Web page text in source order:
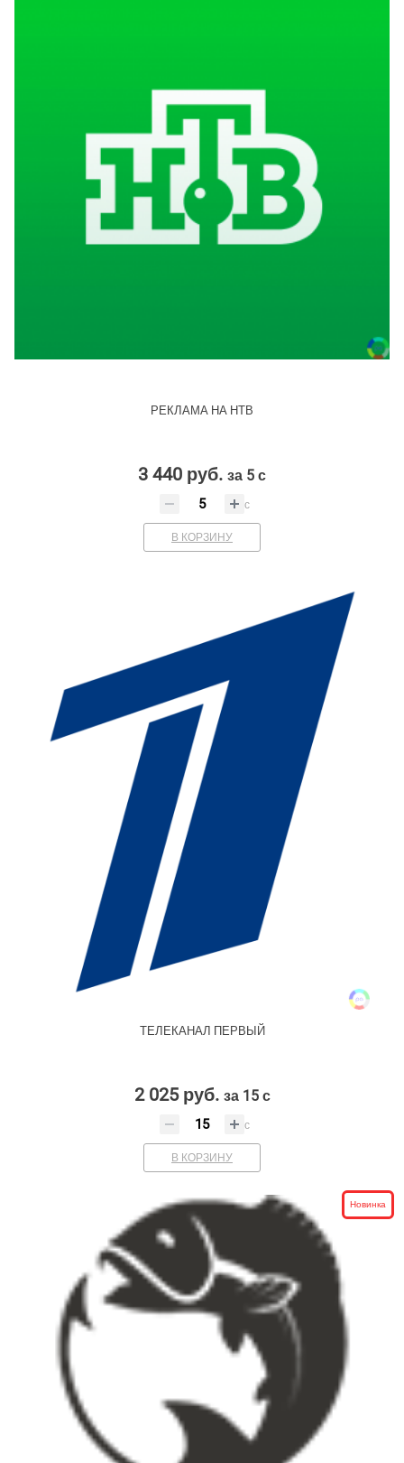
РЕКЛАМА НА НТВ
3 440 руб. за 5 с
с
В КОРЗИНУ
ТЕЛЕКАНАЛ ПЕРВЫЙ
2 025 руб. за 15 с
с
В КОРЗИНУ
Новинка